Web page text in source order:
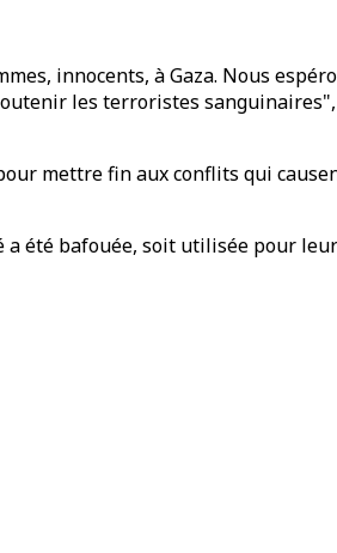
innocents, à Gaza. Nous
les terroristes
mettre fin aux conflits qui
a été bafouée, soit utilisée pour